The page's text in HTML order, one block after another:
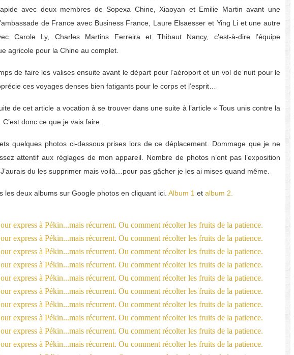
avec deux membres de Sopexa Chine, Xiaoyan et Emilie Martin avant une
de France avec Business France, Laure Elsaesser et Ying Li et une autre
Carole Ly, Charles Martins Ferreira et Thibaut Nancy, c’est-à-dire l’équipe
agricole pour la Chine au complet.
de faire les valises ensuite avant le départ pour l’aéroport et un vol de nuit pour le
ces voyages denses bien fatigants pour le corps et l’esprit…
de cet article a vocation à se trouver dans une suite à l’article « Tous unis contre la
donc ce que je vais faire.
quelques photos ci-dessous prises lors de ce déplacement. Dommage que je ne
attentif aux réglages de mon appareil. Nombre de photos n’ont pas l’exposition
du les supprimer mais voilà…pour pas gâcher je les ai mises quand même.
les deux albums sur Google photos en cliquant ici. Album 1 et album 2.